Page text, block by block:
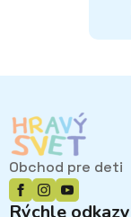
Obchod pre deti
Rýchle odkazy